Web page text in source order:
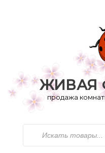
ЖИВАЯ
продажа